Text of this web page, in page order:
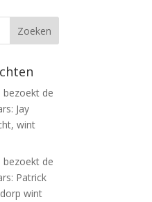
bezoekt de
Jay
wint
bezoekt de
Patrick
wint